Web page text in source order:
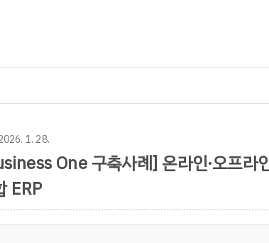
1. 28.
One 구축사례] 온라인·오프라
ERP